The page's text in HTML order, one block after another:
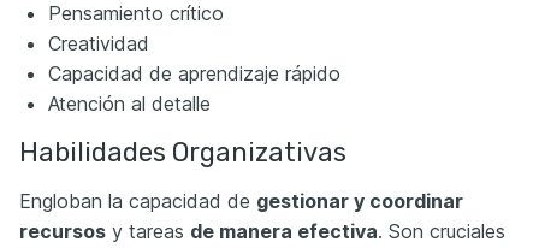
Pensamiento crítico
Creatividad
Capacidad de aprendizaje rápido
Atención al detalle
Habilidades Organizativas
Engloban la capacidad de gestionar y coordinar
recursos y tareas de manera efectiva. Son cruciales